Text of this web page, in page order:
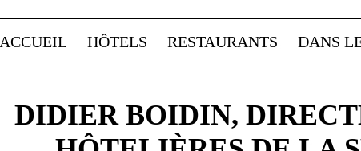
ACCUEIL HÔTELS RESTAURANTS DANS
DIDIER BOIDIN,